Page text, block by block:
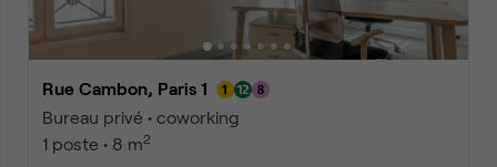
Rue Cambon, Paris 1
Bureau privé • coworking
1 poste • 8 m2